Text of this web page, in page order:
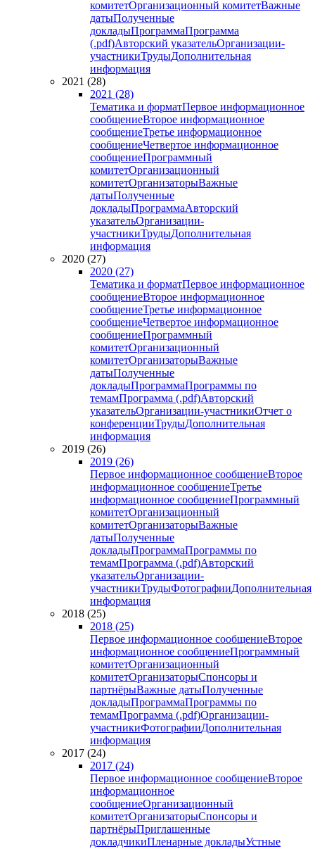
комитетОрганизационный комитетВажные
датыПолученные
докладыПрограммаПрограмма
(.pdf)Авторский указательОрганизации-
участникиТрудыДополнительная
информация
2021 (28)
2021 (28)
Тематика и форматПервое информационное
сообщениеВторое информационное
сообщениеТретье информационное
сообщениеЧетвертое информационное
сообщениеПрограммный
комитетОрганизационный
комитетОрганизаторыВажные
датыПолученные
докладыПрограммаАвторский
указательОрганизации-
участникиТрудыДополнительная
информация
2020 (27)
2020 (27)
Тематика и форматПервое информационное
сообщениеВторое информационное
сообщениеТретье информационное
сообщениеЧетвертое информационное
сообщениеПрограммный
комитетОрганизационный
комитетОрганизаторыВажные
датыПолученные
докладыПрограммаПрограммы по
темамПрограмма (.pdf)Авторский
указательОрганизации-участникиОтчет о
конференцииТрудыДополнительная
информация
2019 (26)
2019 (26)
Первое информационное сообщениеВторое
информационное сообщениеТретье
информационное сообщениеПрограммный
комитетОрганизационный
комитетОрганизаторыВажные
датыПолученные
докладыПрограммаПрограммы по
темамПрограмма (.pdf)Авторский
указательОрганизации-
участникиТрудыФотографииДополнительная
информация
2018 (25)
2018 (25)
Первое информационное сообщениеВторое
информационное сообщениеПрограммный
комитетОрганизационный
комитетОрганизаторыСпонсоры и
партнёрыВажные датыПолученные
докладыПрограммаПрограммы по
темамПрограмма (.pdf)Организации-
участникиФотографииДополнительная
информация
2017 (24)
2017 (24)
Первое информационное сообщениеВторое
информационное
сообщениеОрганизационный
комитетОрганизаторыСпонсоры и
партнёрыПриглашенные
докладчикиПленарные докладыУстные